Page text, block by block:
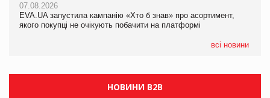
07.08.2026
EVA.UA запустила кампанію «Хто б знав» про асортимент,
якого покупці не очікують побачити на платформі
всі новини
05.08.2026
Мережа супермаркетів VARUS купує мережу магазинів
НОВИНИ B2B